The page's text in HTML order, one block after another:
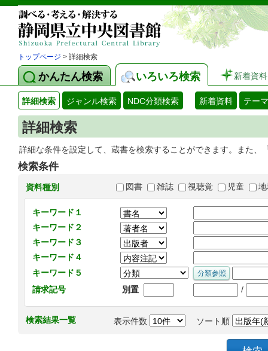
トップページ > 詳細検索
かんたん検索 いろいろ検索 新着資料
詳細検索 ジャンル検索 NDC分類検索 新着資料 テー
詳細検索
詳細な条件を設定して、蔵書を検索することができます。また
検索条件
資料種別 図書 雑誌 視聴覚 児童
キーワード１
キーワード２
キーワード３
キーワード４
キーワード５
請求記号
別置 /
検索結果一覧 表示件数 ソート順